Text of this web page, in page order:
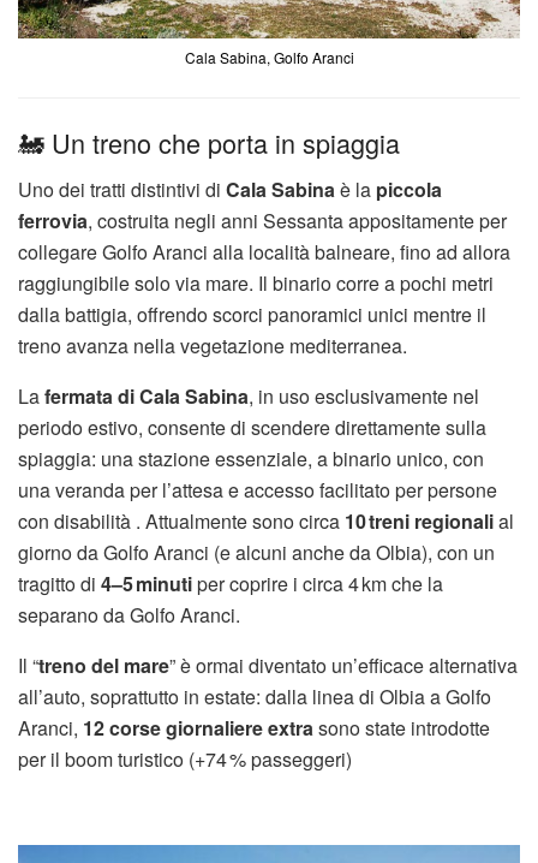
Cala Sabina, Golfo Aranci
🚂 Un treno che porta in spiaggia
Uno dei tratti distintivi di Cala Sabinaè la piccola
ferrovia, costruita negli anni Sessanta appositamente per
collegare Golfo Aranci alla località balneare, fino ad allora
raggiungibile solo via mare. Il binario corre a pochi metri
dalla battigia, offrendo scorci panoramici unici mentre il
treno avanza nella vegetazione mediterranea.
Lafermata di Cala Sabina, in uso esclusivamente nel
periodo estivo, consente di scendere direttamente sulla
spiaggia: una stazione essenziale, a binario unico, con
una veranda per l’attesa e accesso facilitato per persone
con disabilità . Attualmente sono circa 10 treni regionalial
giorno da Golfo Aranci (e alcuni anche da Olbia), con un
tragitto di 4–5 minutiper coprire i circa 4 km che la
separano da Golfo Aranci.
Il “treno del mare” è ormai diventato un’efficace alternativa
all’auto, soprattutto in estate: dalla linea di Olbia a Golfo
Aranci, 12 corse giornaliere extrasono state introdotte
per il boom turistico (+74 % passeggeri)